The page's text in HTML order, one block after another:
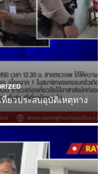
ยวประสบอุบัติเหตุทาง